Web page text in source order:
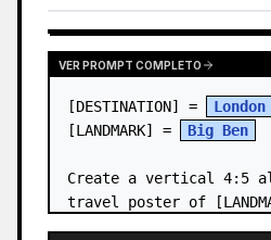
VER PROMPT COMPLETO
[DESTINATION] =
London
[LANDMARK] =
Big Ben
Create a vertical 4:5
travel poster of